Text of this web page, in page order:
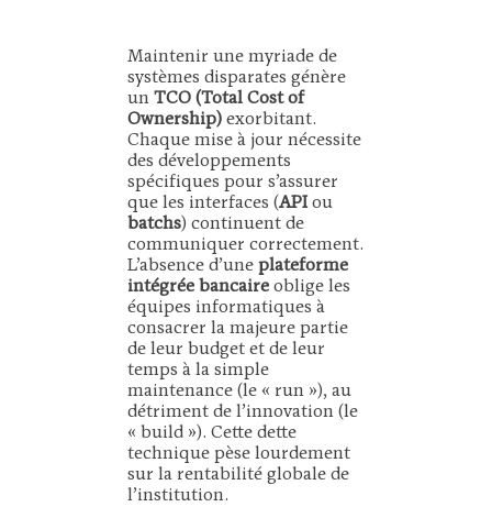
Maintenir une myriade de
systèmes disparates génère
un TCO (Total Cost of
Ownership) exorbitant.
Chaque mise à jour nécessite
des développements
spécifiques pour s’assurer
que les interfaces (APIou
batchs) continuent de
communiquer correctement.
L’absence d’une plateforme
intégrée bancaire oblige les
équipes informatiques à
consacrer la majeure partie
de leur budget et de leur
temps à la simple
maintenance (le « run »), au
détriment de l’innovation (le
« build »). Cette dette
technique pèse lourdement
sur la rentabilité globale de
l’institution.